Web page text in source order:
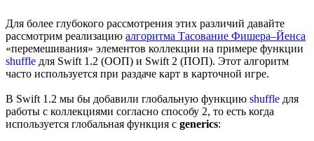
Для более глубокого рассмотрения этих различий давайте
рассмотрим реализацию алгоритма Тасование Фишера–Йенса
«перемешивания» элементов коллекции на примере функции
shuffle для Swift 1.2 (OOП) и Swift 2 (ПОП). Этот алгоритм
часто используется при раздаче карт в карточной игре.
В Swift 1.2 мы бы добавили глобальную функцию shuffle для
работы с коллекциями согласно способу 2, то есть когда
используется глобальная функция с generics: